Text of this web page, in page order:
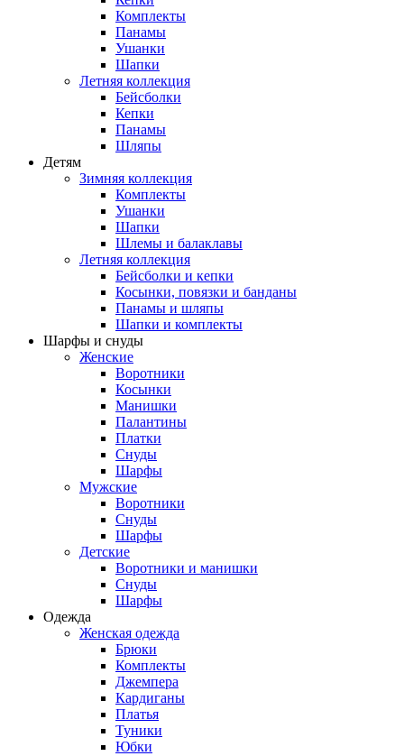
Комплекты
Панамы
Ушанки
Шапки
Летняя коллекция
Бейсболки
Кепки
Панамы
Шляпы
Детям
Зимняя коллекция
Комплекты
Ушанки
Шапки
Шлемы и балаклавы
Летняя коллекция
Бейсболки и кепки
Косынки, повязки и банданы
Панамы и шляпы
Шапки и комплекты
Шарфы и снуды
Женские
Воротники
Косынки
Манишки
Палантины
Платки
Снуды
Шарфы
Мужские
Воротники
Снуды
Шарфы
Детские
Воротники и манишки
Снуды
Шарфы
Одежда
Женская одежда
Брюки
Комплекты
Джемпера
Кардиганы
Платья
Туники
Юбки